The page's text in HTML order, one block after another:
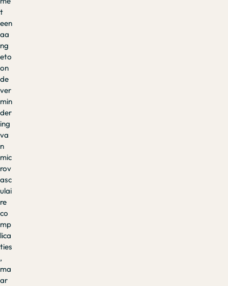
t
een
aa
ng
eto
on
de
ver
min
der
ing
va
n
mic
rov
asc
ulai
re
co
mp
lica
ties
,
ma
ar